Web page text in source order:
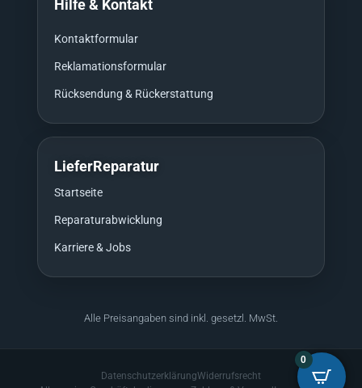
Hilfe & Kontakt
Kontaktformular
Reklamationsformular
Rücksendung & Rückerstattung
LieferReparatur
Startseite
Reparaturabwicklung
Karriere & Jobs
Alle Preisangaben sind inkl. gesetzl. MwSt.
DatenschutzerklärungWiderrufsrecht
0